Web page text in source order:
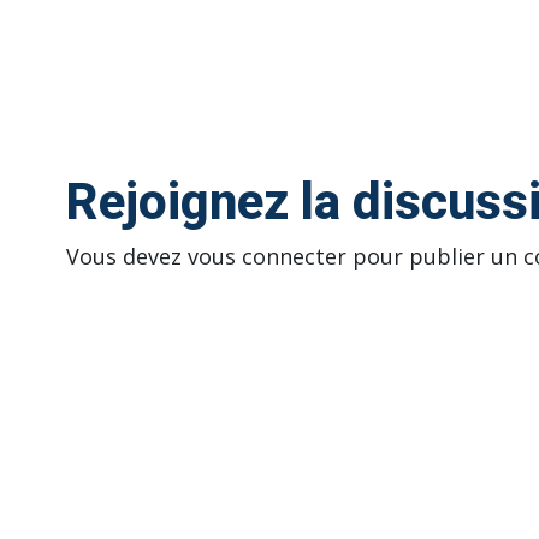
Rejoignez la
Vous devez vous connecter pour publier un